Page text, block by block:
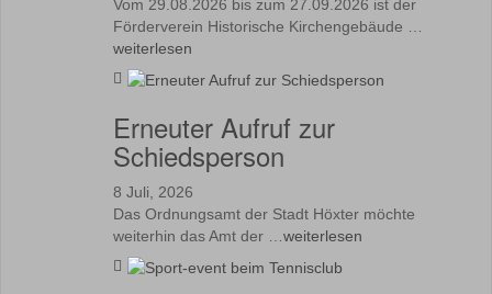
Vom 29.08.2026 bis zum 27.09.2026 ist der
Förderverein Historische Kirchengebäude …
weiterlesen
Erneuter Aufruf zur
Schiedsperson
8 Juli, 2026
Das Ordnungsamt der Stadt Höxter möchte
weiterhin das Amt der … weiterlesen